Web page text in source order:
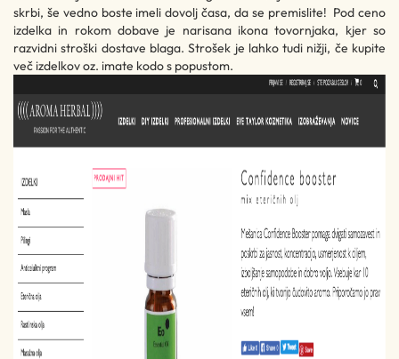
skrbi, še vedno boste imeli dovolj časa, da se premislite! Pod ceno
izdelka in rokom dobave je narisana ikona tovornjaka, kjer so
razvidni stroški dostave blaga. Strošek je lahko tudi nižji, če kupite
več izdelkov oz. imate kodo s popustom.